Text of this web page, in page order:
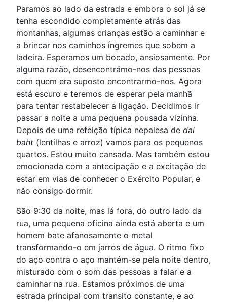
Paramos ao lado da estrada e embora o sol já se
tenha escondido completamente atrás das
montanhas, algumas crianças estão a caminhar e
a brincar nos caminhos íngremes que sobem a
ladeira. Esperamos um bocado, ansiosamente. Por
alguma razão, desencontrámo-nos das pessoas
com quem era suposto encontrarmo-nos. Agora
está escuro e teremos de esperar pela manhã
para tentar restabelecer a ligação. Decidimos ir
passar a noite a uma pequena pousada vizinha.
Depois de uma refeição típica nepalesa de dal
baht (lentilhas e arroz) vamos para os pequenos
quartos. Estou muito cansada. Mas também estou
emocionada com a antecipação e a excitação de
estar em vias de conhecer o Exército Popular, e
não consigo dormir.
São 9:30 da noite, mas lá fora, do outro lado da
rua, uma pequena oficina ainda está aberta e um
homem bate afanosamente o metal
transformando-o em jarros de água. O ritmo fixo
do aço contra o aço mantém-se pela noite dentro,
misturado com o som das pessoas a falar e a
caminhar na rua. Estamos próximos de uma
estrada principal com transito constante, e ao